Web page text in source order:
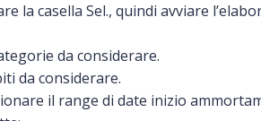
la casella Sel., quindi avviare
da considerare.
da considerare.
il range di date inizio